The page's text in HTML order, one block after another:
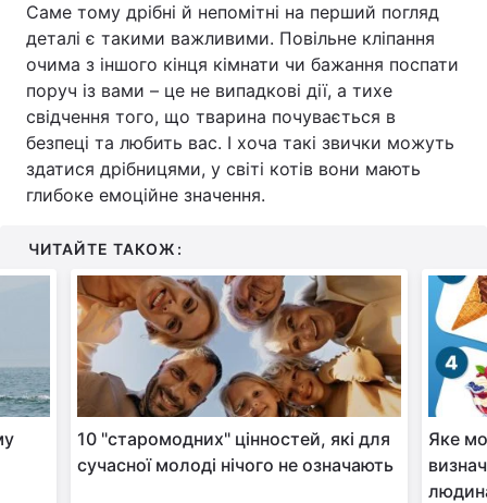
Тема оформлення
Саме тому дрібні й непомітні на перший погляд
деталі є такими важливими. Повільне кліпання
очима з іншого кінця кімнати чи бажання поспати
поруч із вами – це не випадкові дії, а тихе
свідчення того, що тварина почувається в
безпеці та любить вас. І хоча такі звички можуть
здатися дрібницями, у світі котів вони мають
глибоке емоційне значення.
ЧИТАЙТЕ ТАКОЖ:
10 "старомодних" цінностей, які для
сучасної молоді нічого не означають
Яке